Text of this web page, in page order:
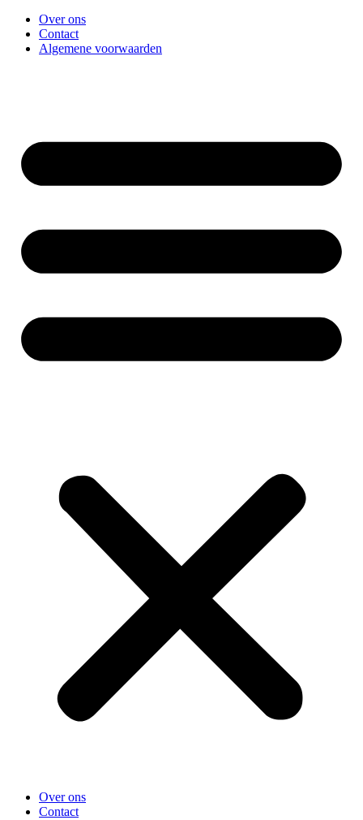
Over ons
Contact
Algemene voorwaarden
Over ons
Contact